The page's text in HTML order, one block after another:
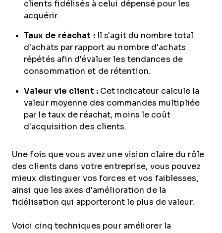
clients fidélisés à celui dépensé pour les
acquérir.
Taux de réachat :Il s'agit du nombre total
d'achats par rapport au nombre d'achats
répétés afin d'évaluer les tendances de
consommation et de rétention.
Valeur vie client : Cet indicateur calcule la
valeur moyenne des commandes multipliée
par le taux de réachat, moins le coût
d'acquisition des clients.
Une fois que vous avez une vision claire du rôle
des clients dans votre entreprise, vous pouvez
mieux distinguer vos forces et vos faiblesses,
ainsi que les axes d'amélioration de la
fidélisation qui apporteront le plus de valeur.
Voici cinq techniques pour améliorer la